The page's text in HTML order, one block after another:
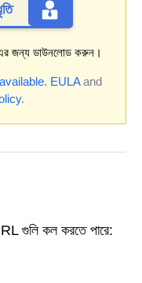
জন্য ডাউনলোড করুন।
EULAand
.
গুলি কল করতে পারে: